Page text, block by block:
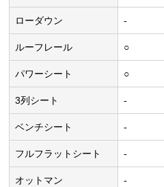
ローダウン -
ルーフレール ○
パワーシート ○
3列シート -
ベンチシート -
フルフラットシート -
オットマン -